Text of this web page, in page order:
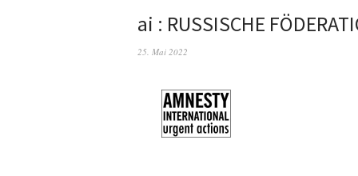
ai : RUSSISCHE
25. Mai 2022